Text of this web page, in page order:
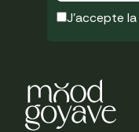
J'accepte la